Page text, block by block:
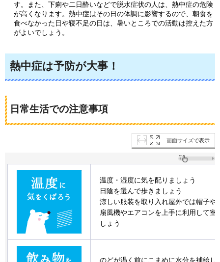
す。また、下痢や二日酔いなどで脱水症状の人は、熱中症の危険
が高くなります。熱中症はその日の体調に影響するので、朝食を
食べなかった日や寝不足の日は、暑いところでの活動は控えた方
がよいでしょう。
熱中症は予防が大事！
日常生活での注意事項
画面サイズで表示
温度・湿度に気を配りましょう
日陰を選んで歩きましょう
涼しい服装を取り入れ屋外では帽子や
扇風機やエアコンを上手に利用して
しょう
のどが渇く前にこまめに水分を補給し